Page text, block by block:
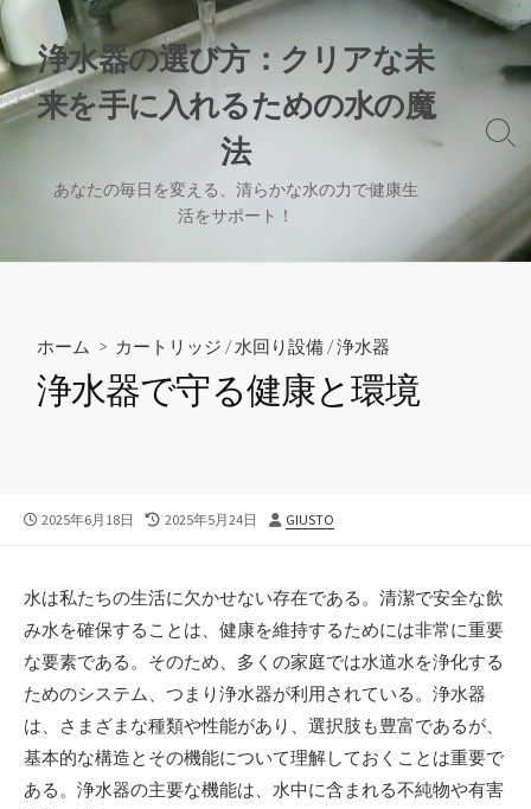
コ
ン
テ
ン
浄水器の選び方：クリアな未
来を手に入れるための水の魔
法
あなたの毎日を変える、清らかな水の力で健康生
活をサポート！
検
切
え
ホーム > カートリッジ /水回り設備 /浄水器
浄水器で守る健康と環境
公
2025年6月18日
最
新
日
2025年5月24日
投
GIUSTO
水は私たちの生活に欠かせない存在である。 清潔で安全な飲
み水を確保することは、健康を維持するためには非常に重要
な要素である。そのため、多くの家庭では水道水を浄化する
ためのシステム、つまり浄水器が利用されている。浄水器
は、さまざまな種類や性能があり、選択肢も豊富であるが、
基本的な構造とその機能について理解しておくことは重要で
ある。浄水器の主要な機能は、水中に含まれる不純物や有害